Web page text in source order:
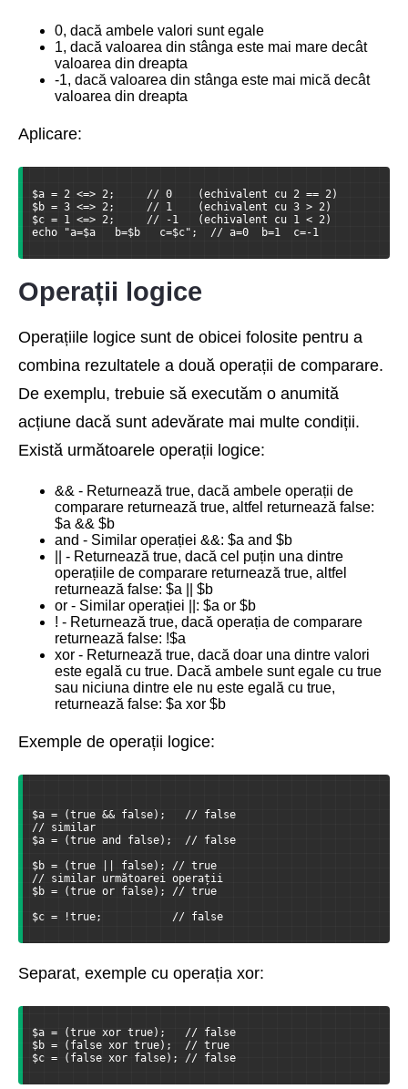
0, dacă ambele valori sunt egale
1, dacă valoarea din stânga este mai mare decât
valoarea din dreapta
-1, dacă valoarea din stânga este mai mică decât
valoarea din dreapta
Aplicare:
$a = 2 <=> 2;     // 0    (echivalent cu 2 == 2)
$b = 3 <=> 2;     // 1    (echivalent cu 3 > 2)
$c = 1 <=> 2;     // -1   (echivalent cu 1 < 2)
echo "a=$a   b=$b   c=$c";  // a=0  b=1  c=-1
Operații logice
Operațiile logice sunt de obicei folosite pentru a
combina rezultatele a două operații de comparare.
De exemplu, trebuie să executăm o anumită
acțiune dacă sunt adevărate mai multe condiții.
Există următoarele operații logice:
&& - Returnează true, dacă ambele operații de
comparare returnează true, altfel returnează false:
$a && $b
and - Similar operației &&: $a and $b
|| - Returnează true, dacă cel puțin una dintre
operațiile de comparare returnează true, altfel
returnează false: $a || $b
or - Similar operației ||: $a or $b
! - Returnează true, dacă operația de comparare
returnează false: !$a
xor - Returnează true, dacă doar una dintre valori
este egală cu true. Dacă ambele sunt egale cu true
sau niciuna dintre ele nu este egală cu true,
returnează false: $a xor $b
Exemple de operații logice:
$a = (true && false);   // false
// similar
$a = (true and false);  // false
$b = (true || false); // true
// similar următoarei operații
$b = (true or false); // true
$c = !true;           // false
Separat, exemple cu operația xor:
$a = (true xor true);   // false
$b = (false xor true);  // true
$c = (false xor false); // false